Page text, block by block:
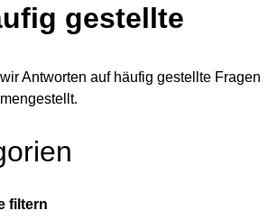
gestellte
Antworten auf häufig gestellte Fragen
filtern